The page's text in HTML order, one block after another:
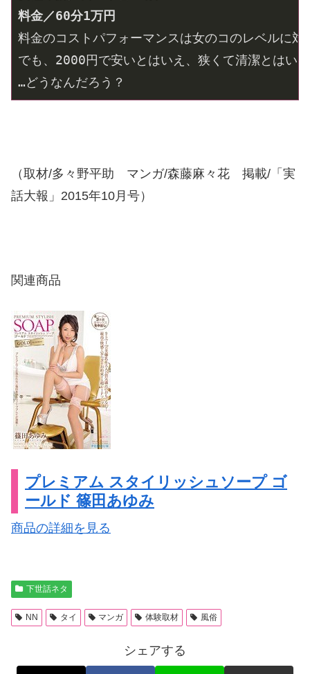
料金のコストパフォーマンスは女のコのレベルに対
でも、2000円で安いとはいえ、狭くて清潔とはい
…どうなんだろう？
（取材/多々野平助 マンガ/森藤麻々花 掲載/「実
話大報」2015年10月号）
関連商品
プレミアム スタイリッシュソープ ゴ
ールド 篠田あゆみ
商品の詳細を見る
下世話ネタ
NN タイ マンガ 体験取材 風俗
シェアする